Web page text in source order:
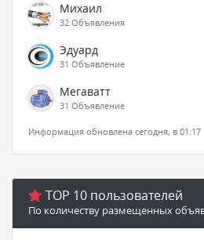
Михаил
32 Объявления
Эдуард
31 Объявление
Мегаватт
31 Объявление
Информация обновлена сегодня, в 01:17
TOP 10 пользователей
По количеству размещенных